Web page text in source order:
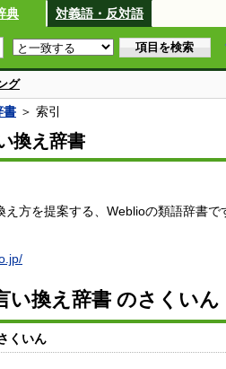
典 対義語・反対語
グ
書 ＞ 索引
換え辞書
方を提案する、Weblioの類語辞書で
い換え辞書 のさくいん
くいん